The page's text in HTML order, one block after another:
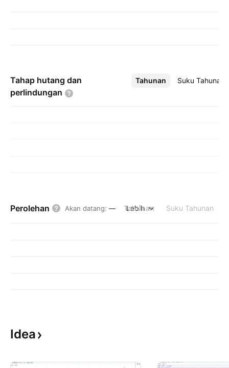
Tahap hutang dan
perlindungan
Tahunan Suku Tahunan
Lebih
Perolehan Akan datang: — Tahunan Suku Tahunan
Lebih
Idea